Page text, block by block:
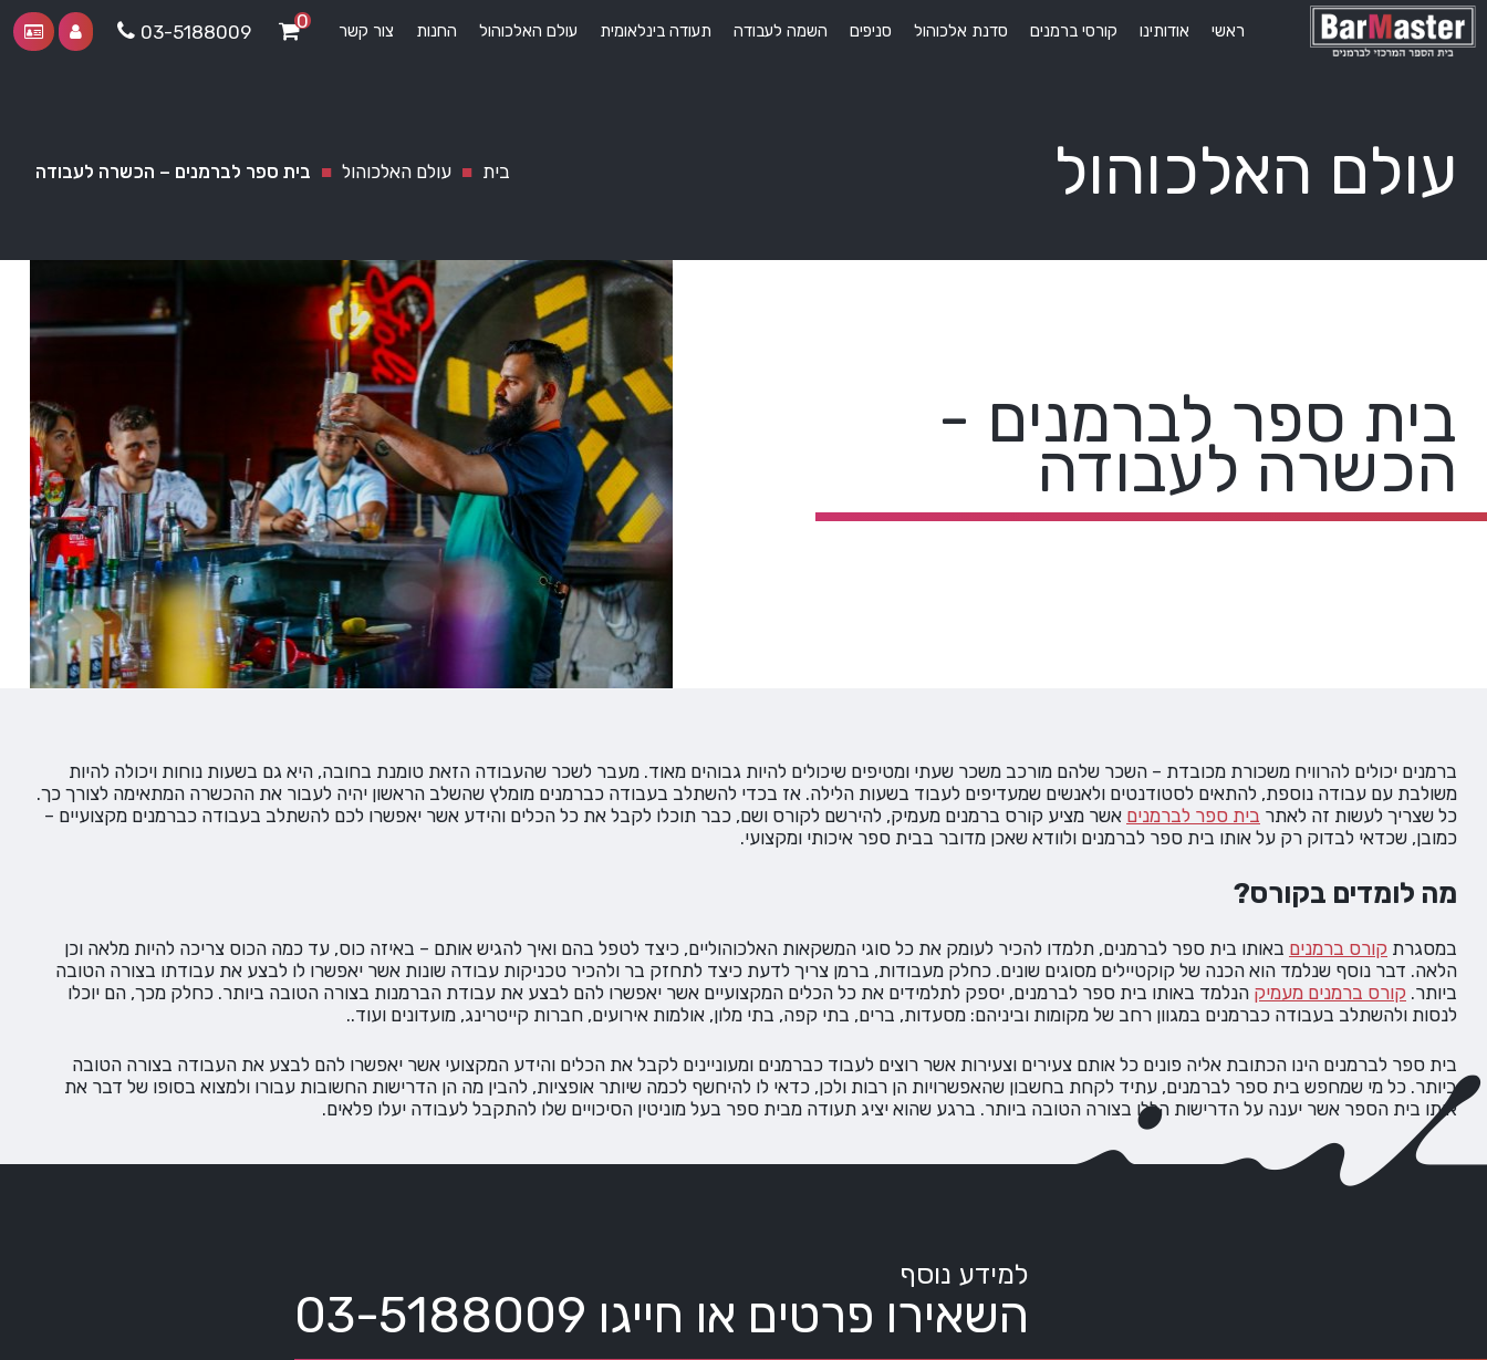
ראשי אודותינו קורסי ברמנים סדנת אלכוהול סניפים השמה לעבודה תעודה בינלאומית עולם האלכוהול החנות צור קשר 0
03-5188009
עולם האלכוהול בית ■ עולם האלכוהול ■ בית ספר לברמנים – הכשרה לעבודה
בית ספר לברמנים -
הכשרה לעבודה
ברמנים יכולים להרוויח משכורת מכובדת – השכר שלהם מורכב משכר שעתי ומטיפים שיכולים להיות גבוהים מאוד. מעבר לשכר שהעבודה הזאת טומנת בחובה, היא גם בשעות נוחות ויכולה להיות
משולבת עם עבודה נוספת, להתאים לסטודנטים ולאנשים שמעדיפים לעבוד בשעות הלילה. אז בכדי להשתלב בעבודה כברמנים מומלץ שהשלב הראשון יהיה לעבור את ההכשרה המתאימה לצורך כך.
כל שצריך לעשות זה לאתר בית ספר לברמנים אשר מציע קורס ברמנים מעמיק, להירשם לקורס ושם, כבר תוכלו לקבל את כל הכלים והידע אשר יאפשרו לכם להשתלב בעבודה כברמנים מקצועיים –
כמובן, שכדאי לבדוק רק על אותו בית ספר לברמנים ולוודא שאכן מדובר בבית ספר איכותי ומקצועי.
מה לומדים בקורס?
במסגרת קורס ברמנים באותו בית ספר לברמנים, תלמדו להכיר לעומק את כל סוגי המשקאות האלכוהוליים, כיצד לטפל בהם ואיך להגיש אותם – באיזה כוס, עד כמה הכוס צריכה להיות מלאה וכן
הלאה. דבר נוסף שנלמד הוא הכנה של קוקטיילים מסוגים שונים. כחלק מעבודות, ברמן צריך לדעת כיצד לתחזק בר ולהכיר טכניקות עבודה שונות אשר יאפשרו לו לבצע את עבודתו בצורה הטובה
ביותר. קורס ברמנים מעמיק הנלמד באותו בית ספר לברמנים, יספק לתלמידים את כל הכלים המקצועיים אשר יאפשרו להם לבצע את עבודת הברמנות בצורה הטובה ביותר. כחלק מכך, הם יוכלו
לנסות ולהשתלב בעבודה כברמנים במגוון רחב של מקומות וביניהם: מסעדות, ברים, בתי קפה, בתי מלון, אולמות אירועים, חברות קייטרינג, מועדונים ועוד..
בית ספר לברמנים הינו הכתובת אליה פונים כל אותם צעירים וצעירות אשר רוצים לעבוד כברמנים ומעוניינים לקבל את הכלים והידע המקצועי אשר יאפשרו להם לבצע את העבודה בצורה הטובה
ביותר. כל מי שמחפש בית ספר לברמנים, עתיד לקחת בחשבון שהאפשרויות הן רבות ולכן, כדאי לו להיחשף לכמה שיותר אופציות, להבין מה הן הדרישות החשובות עבורו ולמצוא בסופו של דבר את
אותו בית הספר אשר יענה על הדרישות הללו בצורה הטובה ביותר. ברגע שהוא יציג תעודה מבית ספר בעל מוניטין הסיכויים שלו להתקבל לעבודה יעלו פלאים.
למידע נוסף
השאירו פרטים או חייגו 03-5188009